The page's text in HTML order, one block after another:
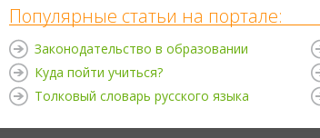
Популярные статьи на портале:
Законодательство в образовании
Куда пойти учиться?
Толковый словарь русского языка